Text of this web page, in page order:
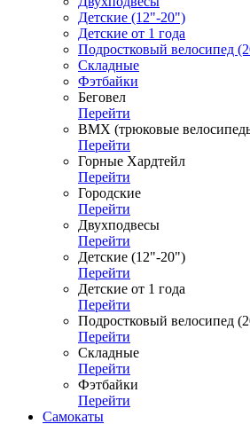
Детские (12"-20")
Детские от 1 года
Подростковый велосипед
Складные
Фэтбайки
Беговел
Перейти
ВМХ (трюковые
Перейти
Горные Хардтейл
Перейти
Городские
Перейти
Двухподвесы
Перейти
Детские (12"-20")
Перейти
Детские от 1 года
Перейти
Подростковый велосипед
Перейти
Складные
Перейти
Фэтбайки
Перейти
Самокаты